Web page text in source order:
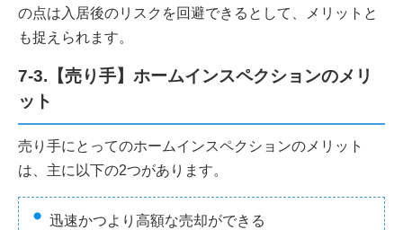
の点は入居後のリスクを回避できるとして、メリットと
も捉えられます。
7-3.【売り手】ホームインスペクションのメリ
ット
売り手にとってのホームインスペクションのメリット
は、主に以下の2つがあります。
迅速かつより高額な売却ができる